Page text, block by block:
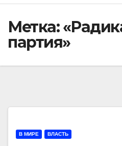
Метка:
партия»
В МИРЕ ВЛАСТЬ